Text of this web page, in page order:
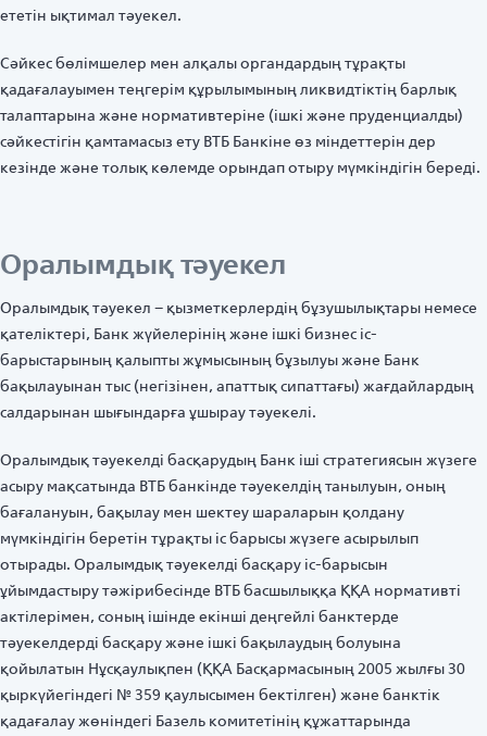
ететін ықтимал тәуекел.
Сәйкес бөлімшелер мен алқалы органдардың тұрақты
қадағалауымен теңгерім құрылымының ликвидтіктің барлық
талаптарына және нормативтеріне (ішкі және пруденциалды)
сәйкестігін қамтамасыз ету ВТБ Банкіне өз міндеттерін дер
кезінде және толық көлемде орындап отыру мүмкіндігін береді.
Оралымдық тәуекел
Оралымдық тәуекел – қызметкерлердің бұзушылықтары немесе
қателіктері, Банк жүйелерінің және ішкі бизнес іс-
барыстарының қалыпты жұмысының бұзылуы және Банк
бақылауынан тыс (негізінен, апаттық сипаттағы) жағдайлардың
салдарынан шығындарға ұшырау тәуекелі.
Оралымдық тәуекелді басқарудың Банк іші стратегиясын жүзеге
асыру мақсатында ВТБ банкінде тәуекелдің танылуын, оның
бағалануын, бақылау мен шектеу шараларын қолдану
мүмкіндігін беретін тұрақты іс барысы жүзеге асырылып
отырады. Оралымдық тәуекелді басқару іс-барысын
ұйымдастыру тәжірибесінде ВТБ басшылыққа ҚҚА нормативті
актілерімен, соның ішінде екінші деңгейлі банктерде
тәуекелдерді басқару және ішкі бақылаудың болуына
қойылатын Нұсқаулықпен (ҚҚА Басқармасының 2005 жылғы 30
қыркүйегіндегі № 359 қаулысымен бектілген) және банктік
қадағалау жөніндегі Базель комитетінің құжаттарында